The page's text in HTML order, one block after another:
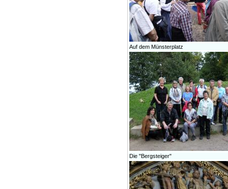
Auf dem Münsterplatz
Die "Bergsteiger"